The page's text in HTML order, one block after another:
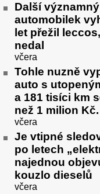
Další
automobilek
let přežil
nedal
včera
Tohle nuzně
auto s
a 181 tisíci km
než 1 milion
včera
Je vtipné
po letech
najednou
kouzlo dieselů
včera